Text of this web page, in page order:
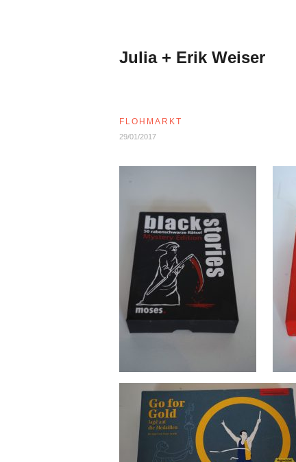
Julia + Erik Weiser
FLOHMARKT
29/01/2017